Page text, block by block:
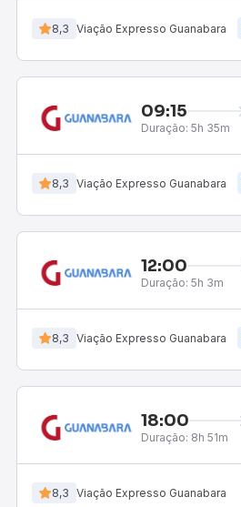
8,3 Viação Expresso Guanabara
09:15
Duração: 5h 35m
8,3 Viação Expresso Guanabara
12:00
Duração: 5h 3m
8,3 Viação Expresso Guanabara
18:00
Duração: 8h 51m
8,3 Viação Expresso Guanabara